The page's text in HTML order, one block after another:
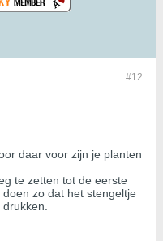
#12
daar voor zijn je planten
te zetten tot de eerste
zo dat het stengeltje